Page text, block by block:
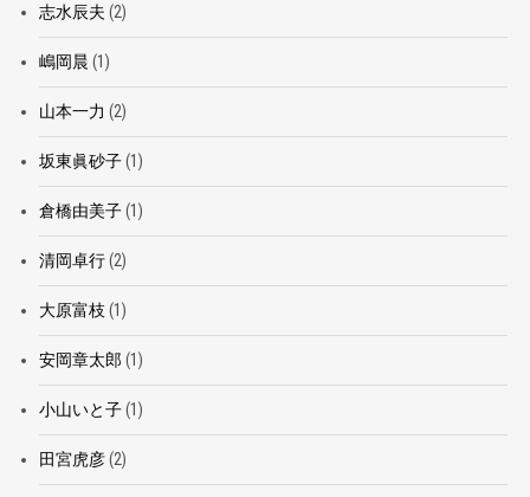
志水辰夫 (2)
嶋岡晨 (1)
山本一力 (2)
坂東眞砂子(1)
倉橋由美子(1)
清岡卓行(2)
大原富枝 (1)
安岡章太郎 (1)
小山いと子(1)
田宮虎彦(2)